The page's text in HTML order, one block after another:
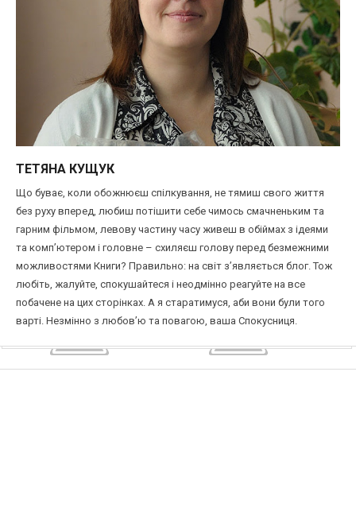
ТЕТЯНА КУЩУК
Що буває, коли обожнюєш спілкування, не тямиш свого життя
без руху вперед, любиш потішити себе чимось смачненьким та
гарним фільмом, левову частину часу живеш в обіймах з ідеями
та комп’ютером і головне – схиляєш голову перед безмежними
можливостями Книги? Правильно: на світ з’являється блог. Тож
любіть, жалуйте, спокушайтеся і неодмінно реагуйте на все
побачене на цих сторінках. А я старатимуся, аби вони були того
варті. Незмінно з любов’ю та повагою, ваша Спокусниця.